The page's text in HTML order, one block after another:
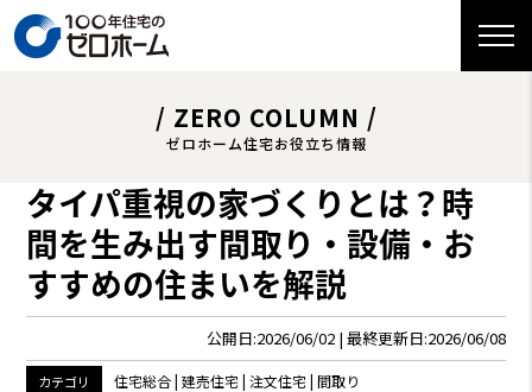
/ ZERO COLUMN /
ゼロホーム住宅お役立ち情報
タイパ重視の家づくりとは？時
間を生み出す間取り・設備・お
すすめの住まいを解説
カテゴリ 住宅総合 |建売住宅 | 注文住宅 | 間取り
公開日:2026/06/02 | 最終更新日:2026/06/08